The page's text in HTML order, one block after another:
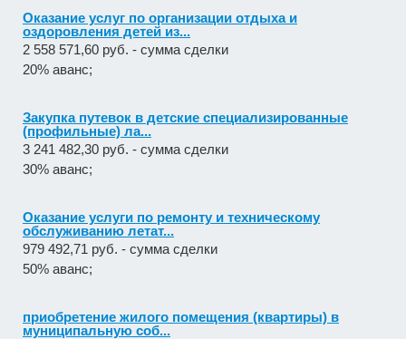
Оказание услуг по организации отдыха и
оздоровления детей из...
2 558 571,60 руб. - сумма сделки
20% аванс;
Закупка путевок в детские специализированные
(профильные) ла...
3 241 482,30 руб. - сумма сделки
30% аванс;
Оказание услуги по ремонту и техническому
обслуживанию летат...
979 492,71 руб. - сумма сделки
50% аванс;
приобретение жилого помещения (квартиры) в
муниципальную соб...